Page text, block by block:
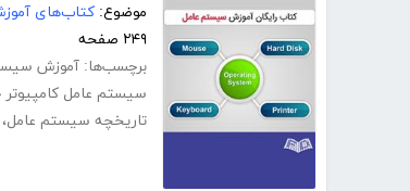
موضوع: کتاب‌های
۲۴۹ صفحه
برچسب‌ها: آموزش
سیستم عامل
تاریخچه سیستم عامل،